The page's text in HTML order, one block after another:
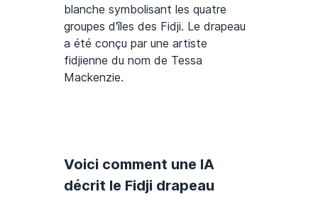
blanche symbolisant les quatre
groupes d'îles des Fidji. Le drapeau
a été conçu par une artiste
fidjienne du nom de Tessa
Mackenzie.
Voici comment une IA
décrit le Fidji drapeau